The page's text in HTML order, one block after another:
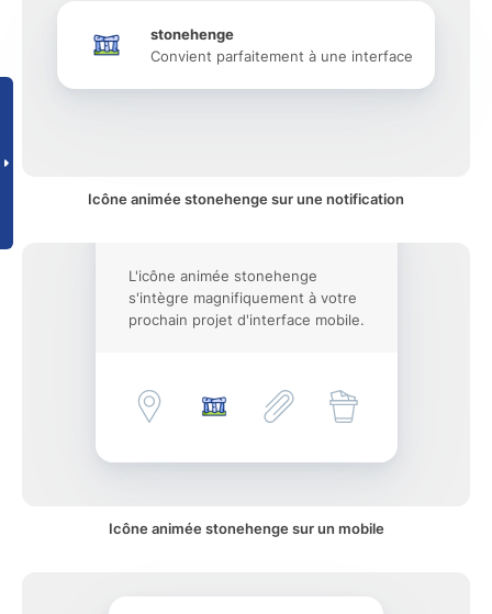
stonehenge
Convient parfaitement à une interface
Icône animée stonehenge sur une notification
L'icône animée stonehenge
s'intègre magnifiquement à votre
prochain projet d'interface mobile.
Icône animée stonehenge sur un mobile